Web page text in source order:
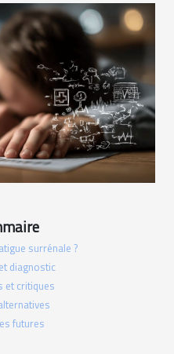
surrénale ?
diagnostic
et critiques
futures